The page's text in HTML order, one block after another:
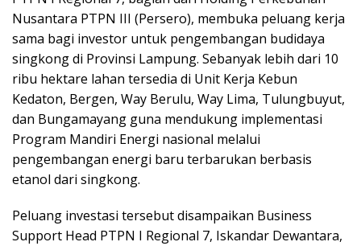
Nusantara PTPN III (Persero), membuka peluang kerja
sama bagi investor untuk pengembangan budidaya
singkong di Provinsi Lampung. Sebanyak lebih dari 10
ribu hektare lahan tersedia di Unit Kerja Kebun
Kedaton, Bergen, Way Berulu, Way Lima, Tulungbuyut,
dan Bungamayang guna mendukung implementasi
Program Mandiri Energi nasional melalui
pengembangan energi baru terbarukan berbasis
etanol dari singkong.
Peluang investasi tersebut disampaikan Business
Support Head PTPN I Regional 7, Iskandar Dewantara,